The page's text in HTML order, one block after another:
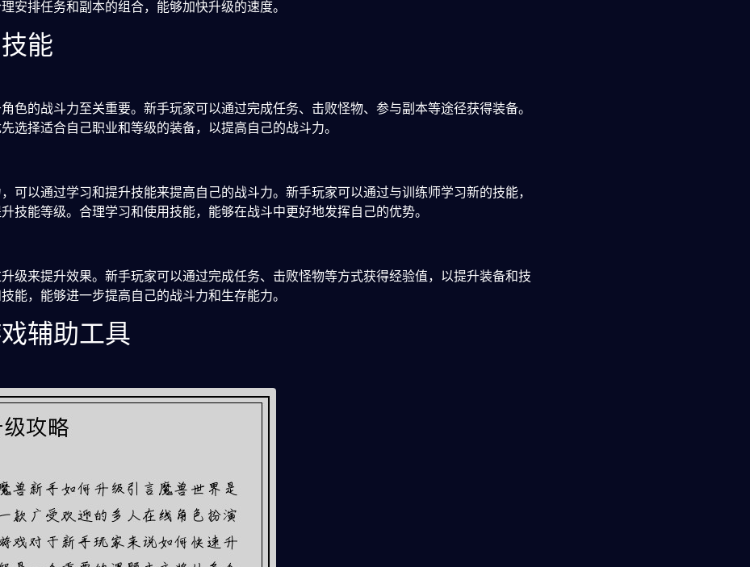
安排任务和副本的组合，能够加快升级的速度。
能
色的战斗力至关重要。新手玩家可以通过完成任务、击败怪物、参与副本等途径获得装备。
选择适合自己职业和等级的装备，以提高自己的战斗力。
可以通过学习和提升技能来提高自己的战斗力。新手玩家可以通过与训练师学习新的技能，
技能等级。合理学习和使用技能，能够在战斗中更好地发挥自己的优势。
级来提升效果。新手玩家可以通过完成任务、击败怪物等方式获得经验值，以提升装备和技
能，能够进一步提高自己的战斗力和生存能力。
辅助工具